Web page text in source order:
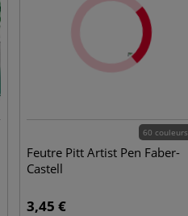
60 couleurs
Feutre Pitt Artist Pen Faber-
Castell
3,45 €